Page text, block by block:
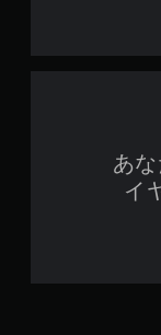
あ
イ